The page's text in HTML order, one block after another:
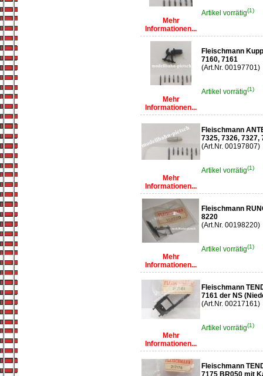
Mehr
Informationen...
Artikel vorrätig(1)
Mehr
Informationen...
Fleischmann
7160, 7161
(Art.Nr. 00197701)
Artikel vorrätig(1)
Mehr
Informationen...
Fleischmann
7325, 7326, 7327,
(Art.Nr. 00197807)
Artikel vorrätig(1)
Mehr
Informationen...
Fleischmann
8220
(Art.Nr. 00198220)
Artikel vorrätig(1)
Mehr
Informationen...
Fleischmann
7161 der NS
(Art.Nr. 00217161)
Artikel vorrätig(1)
Fleischmann
7175 BR050 mit